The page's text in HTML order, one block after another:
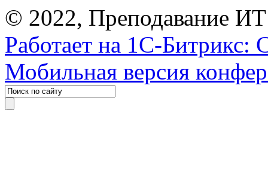
© 2022, Преподавание
Работает на 1С-Битрикс:
Мобильная версия